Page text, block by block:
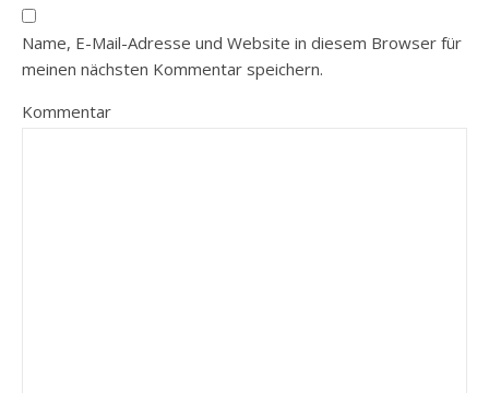
Name, E-Mail-Adresse und Website in diesem Browser für
meinen nächsten Kommentar speichern.
Kommentar